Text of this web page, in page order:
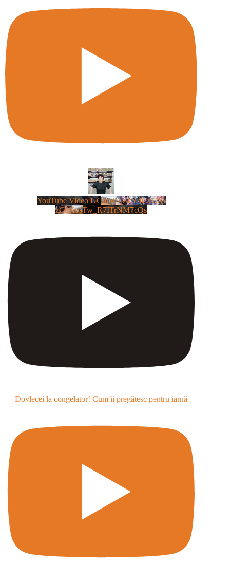
YouTube Video UCm5llXSLY4CyCX-
zC8XosTw_R7ITrNM7cQs
Dovlecei la congelator! Cum îi pregătesc pentru iarnă